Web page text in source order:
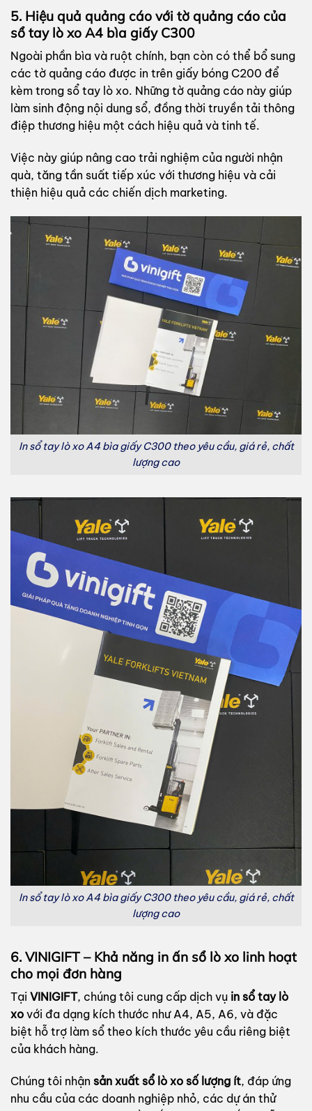
5. Hiệu quả quảng cáo với tờ quảng cáo của
sổ tay lò xo A4 bìa giấy C300
Ngoài phần bìa và ruột chính, bạn còn có thể bổ sung
các tờ quảng cáo được in trên giấy bóng C200 để
kèm trong sổ tay lò xo. Những tờ quảng cáo này giúp
làm sinh động nội dung sổ, đồng thời truyền tải thông
điệp thương hiệu một cách hiệu quả và tinh tế.
Việc này giúp nâng cao trải nghiệm của người nhận
quà, tăng tần suất tiếp xúc với thương hiệu và cải
thiện hiệu quả các chiến dịch marketing.
In sổ tay lò xo A4 bìa giấy C300 theo yêu cầu, giá rẻ, chất
lượng cao
In sổ tay lò xo A4 bìa giấy C300 theo yêu cầu, giá rẻ, chất
lượng cao
6. VINIGIFT – Khả năng in ấn sổ lò xo linh hoạt
cho mọi đơn hàng
Tại VINIGIFT, chúng tôi cung cấp dịch vụ in sổ tay lò
xo với đa dạng kích thước như A4, A5, A6, và đặc
biệt hỗ trợ làm sổ theo kích thước yêu cầu riêng biệt
của khách hàng.
Chúng tôi nhận sản xuất sổ lò xo số lượng ít, đáp ứng
nhu cầu của các doanh nghiệp nhỏ, các dự án thử